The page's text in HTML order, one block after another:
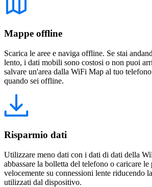
Mappe offline
Scarica le aree e naviga offline. Se stai
lento, i dati mobili sono costosi o non puoi
salvare un'area dalla WiFi Map al tuo
quando sei offline.
Risparmio dati
Utilizzare meno dati con i dati di dati della
abbassare la bolletta del telefono o caricare le
velocemente su connessioni lente riducendo
utilizzati dal dispositivo.